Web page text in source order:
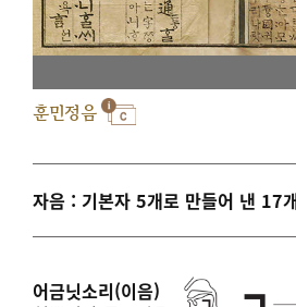
훈민정음
자음 : 기본자 5개로 만들어 낸 17
어금닛소리(이음)